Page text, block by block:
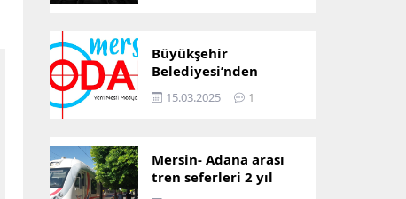
Büyükşehir
Belediyesi’nden
Mersin ve Adana arası
ulaşım başladı
15.03.2025 1
Mersin- Adana arası
tren seferleri 2 yıl
boyunca